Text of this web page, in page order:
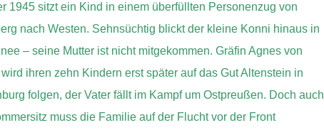
1945 sitzt ein Kind in einem überfüllten Personenzug von
nach Westen. Sehnsüchtig blickt der kleine Konni hinaus in
– seine Mutter ist nicht mitgekommen. Gräfin Agnes von
ihren zehn Kindern erst später auf das Gut Altenstein in
folgen, der Vater fällt im Kampf um Ostpreußen. Doch auch
muss die Familie auf der Flucht vor der Front